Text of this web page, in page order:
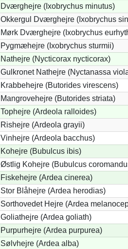
Dværghejre (Ixobrychus minutus)
Okkergul Dværghejre (Ixobrychus
Mørk Dværghejre (Ixobrychus
Pygmæhejre (Ixobrychus sturmii)
Nathejre (Nycticorax nycticorax)
Gulkronet Nathejre (Nyctanassa
Krabbehejre (Butorides virescens)
Mangrovehejre (Butorides striata)
Tophejre (Ardeola ralloides)
Rishejre (Ardeola grayii)
Vinhejre (Ardeola bacchus)
Kohejre (Bubulcus ibis)
Østlig Kohejre (Bubulcus
Fiskehejre (Ardea cinerea)
Stor Blåhejre (Ardea herodias)
Sorthovedet Hejre (Ardea
Goliathejre (Ardea goliath)
Purpurhejre (Ardea purpurea)
Sølvhejre (Ardea alba)